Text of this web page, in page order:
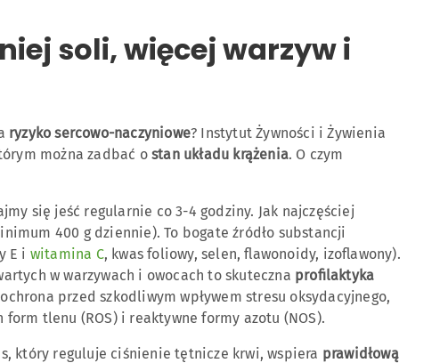
soli, więcej warzyw i
ryzyko sercowo-naczyniowe? Instytut Żywności i Żywienia
można zadbać ostan układu krążenia. O czym
się jeść regularnie co 3-4 godziny. Jak najczęściej
400 g dziennie). To bogate źródło substancji
E i witamina C, kwas foliowy, selen, flawonoidy, izoflawony).
w warzywach i owocach to skuteczna profilaktyka
przed szkodliwym wpływem stresu oksydacyjnego,
tlenu (ROS) i reaktywne formy azotu (NOS).
który reguluje ciśnienie tętnicze krwi, wspiera prawidłową